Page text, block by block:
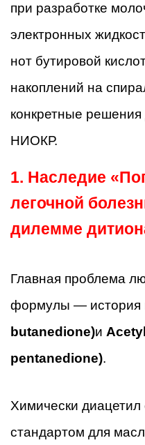
при разработке
электронных
нот бутировой
накоплений на
конкретные
НИОКР.
1. Наследие
легочной
дилемме
Главная проблема
формулы — история
butanedione)и
pentanedione).
Химически диацетил
стандартом для